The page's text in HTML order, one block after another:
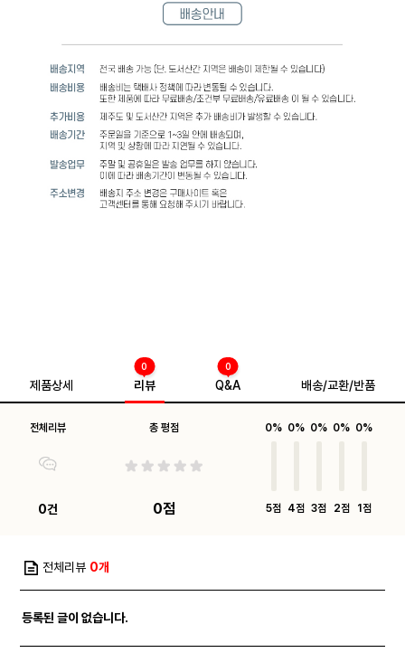
제품상세 리뷰
0
Q&A
0
배송/교환/반품
전체리뷰
0건
총 평점
0점
0%
5점
0%
4점
0%
3점
0%
2점
0%
1점
전체리뷰 0개
등록된 글이 없습니다.